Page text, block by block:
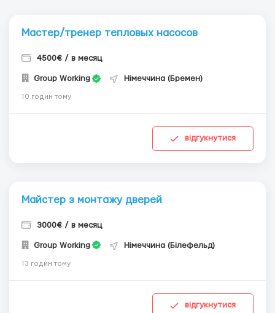
Мастер/тренер тепловых насосов
4500€ / в месяц
Group Working Німеччина (Бремен)
10 годин тому
відгукнутися
Майстер з монтажу дверей
3000€ / в месяц
Group Working Німеччина (Білефельд)
13 годин тому
відгукнутися